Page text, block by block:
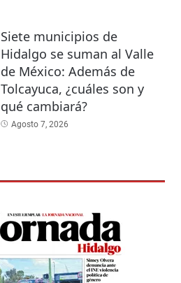
Siete municipios de
Hidalgo se suman al Valle
de México: Además de
Tolcayuca, ¿cuáles son y
qué cambiará?
Agosto 7, 2026